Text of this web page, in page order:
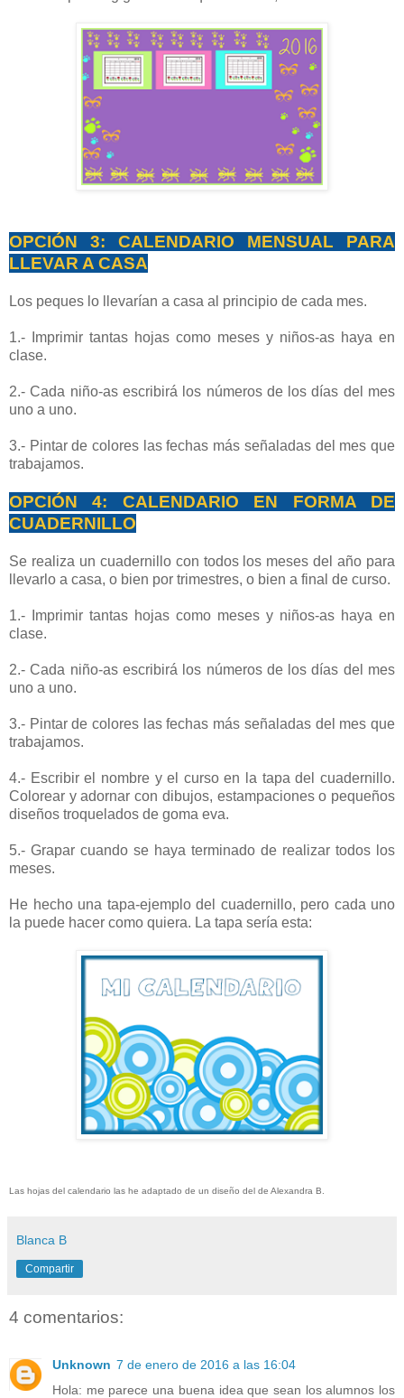
OPCIÓN 3: CALENDARIO MENSUAL PARA
LLEVAR A CASA
Los peques lo llevarían a casa al principio de cada mes.
1.- Imprimir tantas hojas como meses y niños-as haya en
clase.
2.- Cada niño-as escribirá los números de los días del mes
uno a uno.
3.- Pintar de colores las fechas más señaladas del mes que
trabajamos.
OPCIÓN 4: CALENDARIO EN FORMA DE
CUADERNILLO
Se realiza un cuadernillo con todos los meses del año para
llevarlo a casa, o bien por trimestres, o bien a final de curso.
1.- Imprimir tantas hojas como meses y niños-as haya en
clase.
2.- Cada niño-as escribirá los números de los días del mes
uno a uno.
3.- Pintar de colores las fechas más señaladas del mes que
trabajamos.
4.- Escribir el nombre y el curso en la tapa del cuadernillo.
Colorear y adornar con dibujos, estampaciones o pequeños
diseños troquelados de goma eva.
5.- Grapar cuando se haya terminado de realizar todos los
meses.
He hecho una tapa-ejemplo del cuadernillo, pero cada uno
la puede hacer como quiera. La tapa sería esta:
Las hojas del calendario las he adaptado de un diseño del de Alexandra B.
Blanca B
Compartir
4 comentarios:
Unknown 7 de enero de 2016 a las 16:04
Hola: me parece una buena idea que sean los alumnos los